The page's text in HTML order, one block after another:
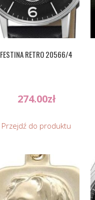
FESTINA RETRO 20566/4
274.00zł
Przejdź do produktu